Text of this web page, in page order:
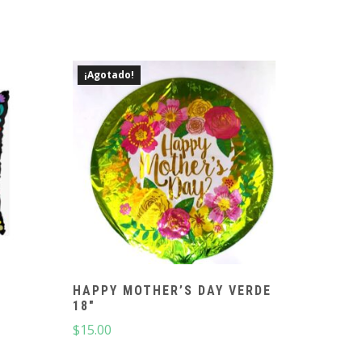
¡Agotado!
HAPPY MOTHER’S DAY VERDE
18″
$15.00